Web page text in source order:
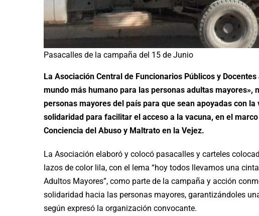
Pasacalles de la campaña del 15 de Junio
La Asociación Central de Funcionarios Públicos y
mundo más humano para las personas adultas mayores»,
personas mayores del país para que sean apoyadas con
solidaridad para facilitar el acceso a la vacuna, en el
Conciencia del Abuso y Maltrato en la Vejez.
La Asociación elaboró y colocó pasacalles y carteles
lazos de color lila, con el lema “hoy todos llevamos una
Adultos Mayores”, como parte de la campaña y acción
solidaridad hacia las personas mayores, garantizándoles
según expresó la organización convocante.